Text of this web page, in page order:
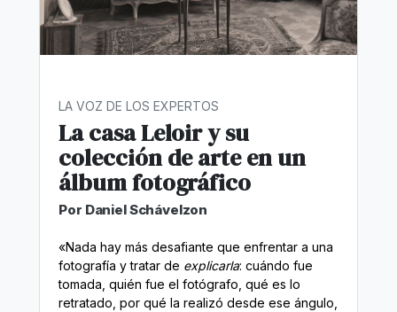
LA VOZ DE LOS EXPERTOS
La casa Leloir y su
colección de arte en un
álbum fotográfico
Por Daniel Schávelzon
«Nada hay más desafiante que enfrentar a una
fotografía y tratar de explicarla: cuándo fue
tomada, quién fue el fotógrafo, qué es lo
retratado, por qué la realizó desde ese ángulo,